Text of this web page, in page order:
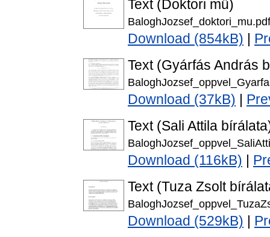
Text (Doktori mű)
BaloghJozsef_doktori_mu.pdf
Download (854kB)
Text (Gyárfás András
Download (37kB)
Text (Sali Attila
Download (116kB)
Text (Tuza Zsolt
Download (529kB)